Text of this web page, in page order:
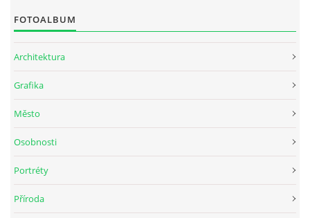
FOTOALBUM
Architektura
Grafika
Město
Osobnosti
Portréty
Příroda